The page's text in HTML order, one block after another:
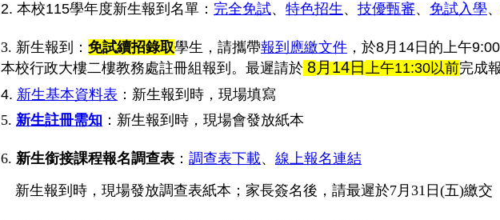
2. 本校115學年度新生報到名單： 完全免試、 特色招生 、 技優甄審、 免試入學、
3. 新生報到： 免試續招錄取學生，請攜帶報到應繳文件 ，於8月14日的上午
本校行政大樓二樓教務處註冊組報到。最遲請於 8月14日上午11:30以前完成
4. 新生基本資料表 ：新生報到時，現場填寫
5. 新生註冊需知 ：新生報到時，現場會發放紙本
6. 新生銜接課程報名調查表 ： 調查表下載、 線上報名連結
新生報到時，現場發放調查表紙本；家長簽名後，請最遲於7月31日(五)繳交